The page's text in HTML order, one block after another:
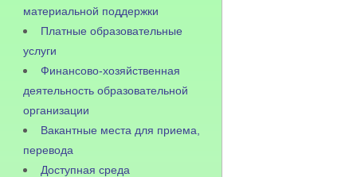
материальной поддержки
Платные образовательные
услуги
Финансово-хозяйственная
деятельность образовательной
организации
Вакантные места для приема,
перевода
Доступная среда